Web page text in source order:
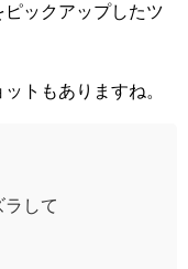
ピックアップしたツ
トもありますね。
ラして